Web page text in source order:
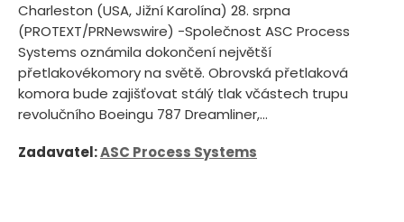
Charleston (USA, Jižní Karolína) 28. srpna
(PROTEXT/PRNewswire) -Společnost ASC Process
Systems oznámila dokončení největší
přetlakovékomory na světě. Obrovská přetlaková
komora bude zajišťovat stálý tlak včástech trupu
revolučního Boeingu 787 Dreamliner,...
Zadavatel:ASC Process Systems